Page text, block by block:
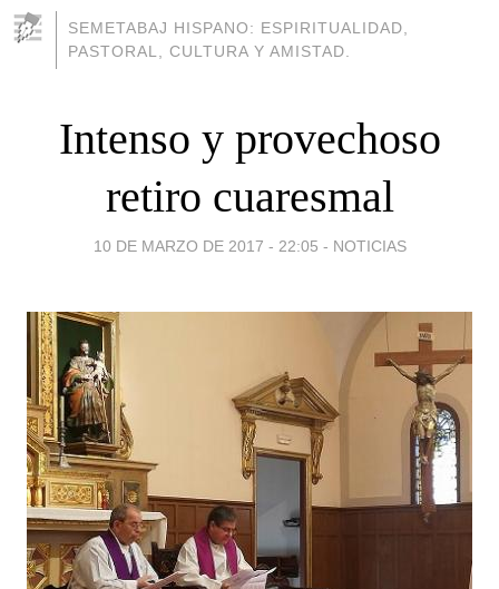
SEMETABAJ HISPANO: ESPIRITUALIDAD,
PASTORAL, CULTURA Y AMISTAD.
Intenso y provechoso
retiro cuaresmal
10 DE MARZO DE 2017 - 22:05 - NOTICIAS